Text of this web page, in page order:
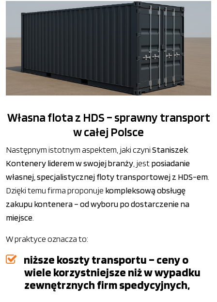
Własna flota z HDS – sprawny transport
w całej Polsce
Następnym istotnym aspektem, jaki czyniStaniszek
Kontenery liderem w swojej branży, jestposiadanie
własnej, specjalistycznej floty transportowej z HDS-em.
Dzięki temu firma proponuje kompleksową obsługę
zakupu kontenera – od wyboru po dostarczenie na
miejsce.
W praktyce oznacza to:
niższe koszty transportu – ceny o
wiele korzystniejsze niż w wypadku
zewnętrznych firm spedycyjnych,